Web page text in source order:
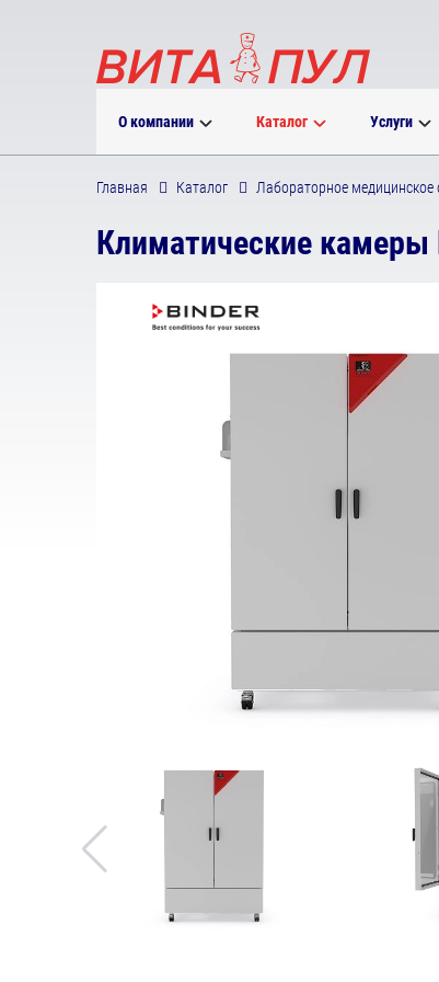
О компании Каталог Услуги
Главная Каталог Лабораторное медицинское
Климатические камеры